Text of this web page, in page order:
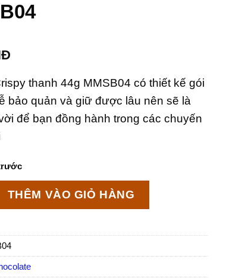
thanh 44g MMSB04 có thiết kế gói
bảo quản và giữ được lâu nên sẽ là
để bạn đồng hành trong các chuyến
thanh 44g MMSB04 số lượng
THÊM VÀO GIỎ HÀNG